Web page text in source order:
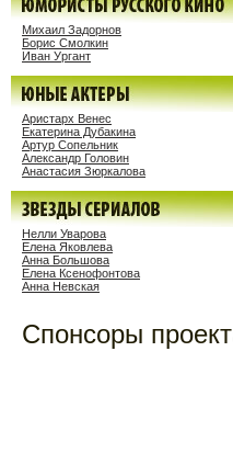
Михаил Задорнов
Борис Смолкин
Иван Ургант
Аристарх Венес
Екатерина Дубакина
Артур Сопельник
Александр Головин
Анастасия Зюркалова
Нелли Уварова
Елена Яковлева
Анна Большова
Елена Ксенофонтова
Анна Невская
Спонсоры